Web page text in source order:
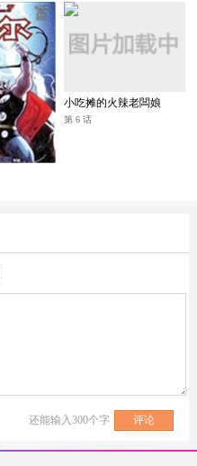
小吃摊的火辣老闆娘
第 6 话
还能输入300个字